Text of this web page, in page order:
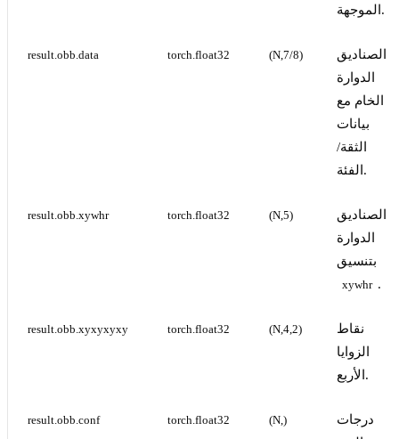
الموجهة.
result.obb.data torch.float32 (N,7/8)
الصناديق
الدوارة
الخام مع
بيانات
الثقة/
الفئة.
result.obb.xywhr torch.float32 (N,5)
الصناديق
الدوارة
بتنسيق
xywhr .
result.obb.xyxyxyxy torch.float32 (N,4,2)
نقاط
الزوايا
الأربع.
result.obb.conf torch.float32 (N,)
درجات